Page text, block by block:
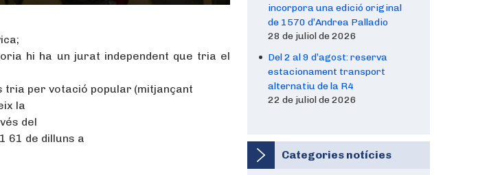
hi ha un jurat independent que tria el
tria per votació popular (mitjançant
la
del
61 de dilluns a
incorpora una edició original
de 1570 d’Andrea Palladio
28 de juliol de 2026
Del 2 al 9 d’agost: reserva
estacionament transport
alternatiu de la R4
22 de juliol de 2026
Categories notícies